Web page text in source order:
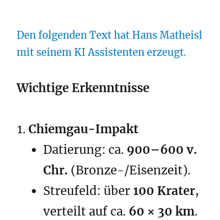
Den folgenden Text hat Hans Matheisl
mit seinem KI Assistenten erzeugt.
Wichtige Erkenntnisse
Chiemgau-Impakt
Datierung: ca. 900–600 v.
Chr. (Bronze-/Eisenzeit).
Streufeld: über 100 Krater,
verteilt auf ca. 60 × 30 km.